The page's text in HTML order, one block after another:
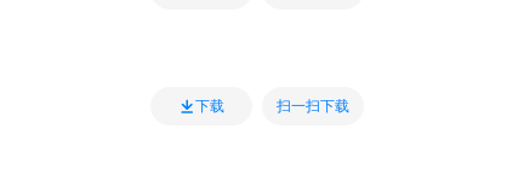
下载 扫一扫下载